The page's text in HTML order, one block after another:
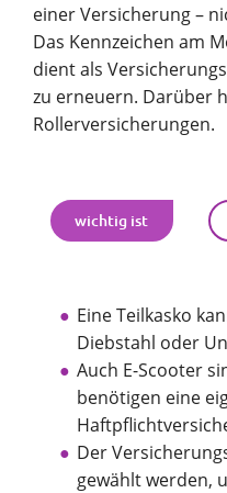
einer Versicherung –
Das Kennzeichen am
dient als
zu erneuern. Darüber
Rollerversicherungen.
wichtig ist
Eine Teilkasko
Diebstahl oder
Auch E-Scooter
benötigen eine
Der
gewählt werden,